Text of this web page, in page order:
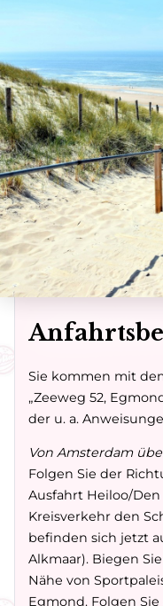
Sie kommen mit
„Zeeweg 52,
der u. a.
Von Amsterdam
Folgen Sie der
Ausfahrt Heiloo/
Kreisverkehr den
befinden sich jetzt
Alkmaar). Biegen
Nähe von
Egmond. Folgen